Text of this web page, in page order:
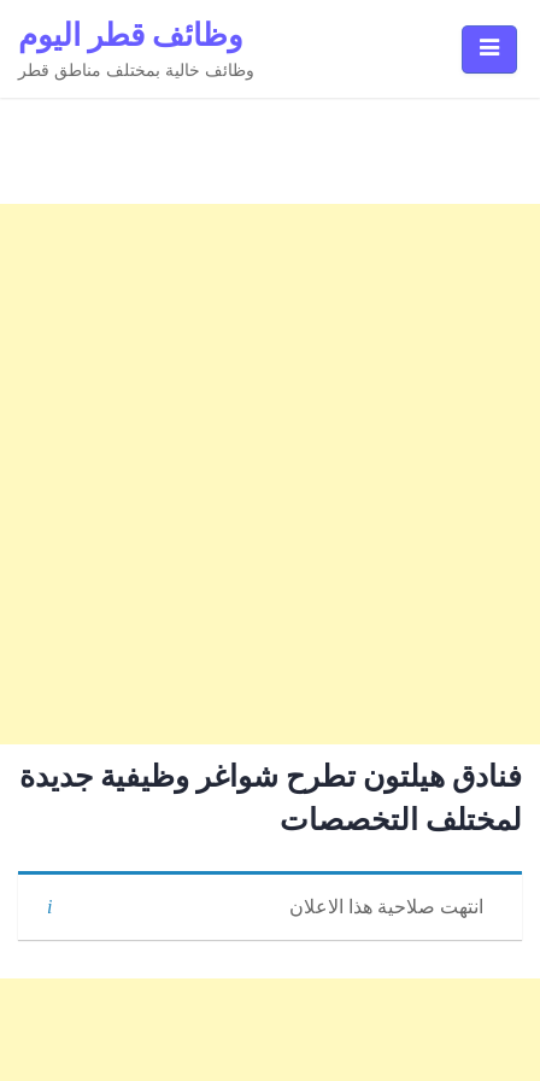
content
وظائف قطر اليوم
وظائف خالية بمختلف مناطق قطر
فنادق هيلتون تطرح شواغر وظيفية جديدة
لمختلف التخصصات
انتهت صلاحية هذا الاعلان